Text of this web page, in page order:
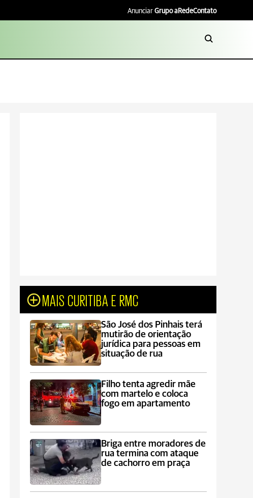
Anunciar Grupo aRedeContato
MAIS CURITIBA E RMC
São José dos Pinhais terá
mutirão de orientação
jurídica para pessoas em
situação de rua
Filho tenta agredir mãe
com martelo e coloca
fogo em apartamento
Briga entre moradores de
rua termina com ataque
de cachorro em praça